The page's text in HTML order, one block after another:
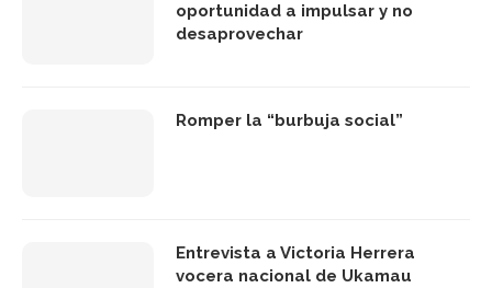
oportunidad a impulsar y no
desaprovechar
Romper la “burbuja social”
Entrevista a Victoria Herrera
vocera nacional de Ukamau